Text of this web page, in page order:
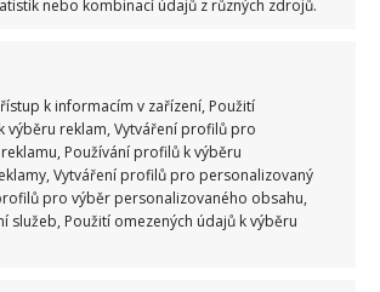
nebo kombinací údajů z různých zdrojů.
k informacím v zařízení, Použití
výběru reklam, Vytváření profilů pro
Používání profilů k výběru
Vytváření profilů pro personalizovaný
pro výběr personalizovaného obsahu,
služeb, Použití omezených údajů k výběru
zahradnice vytvořila přehled
úroda rajčat nemusí být jen zbožným
Užijte si úspěšnou sklizeň již během
sezony